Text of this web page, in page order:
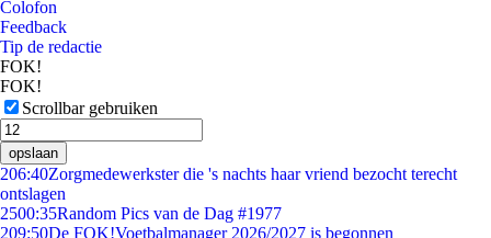
Colofon
Feedback
Tip de redactie
FOK!
FOK!
Scrollbar gebruiken
opslaan
206:40Zorgmedewerkster die 's nachts haar vriend bezocht terecht
ontslagen
2500:35Random Pics van de Dag #1977
209:50De FOK!Voetbalmanager 2026/2027 is begonnen